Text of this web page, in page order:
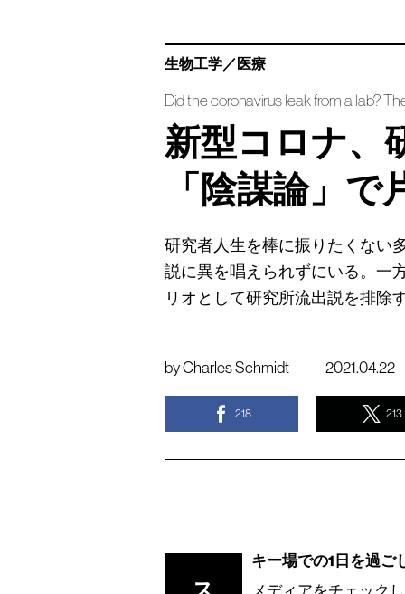
生物工学／医療
Did the coronavirus leak from a lab?
新型コロナ、
「陰謀論」
研究者人生を棒に振りたくない
説に異を唱えられずにいる。一
リオとして研究所流出説を排除
byCharles Schmidt 2021.04.22
218 213
キー場での1日を過ご
メディアをチェック